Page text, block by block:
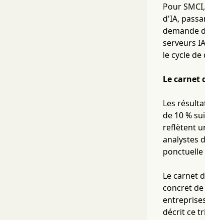
Pour
d'IA,
demande
serveurs
le cycle
Le carnet
Les
de 10 %
reflètent
analystes
ponctuelle
Le carnet
concret
décrit ce